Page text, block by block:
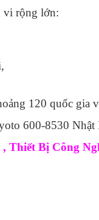
vi rộng lớn:
120 quốc gia
600-8530 Nhật
Thiết Bị Công